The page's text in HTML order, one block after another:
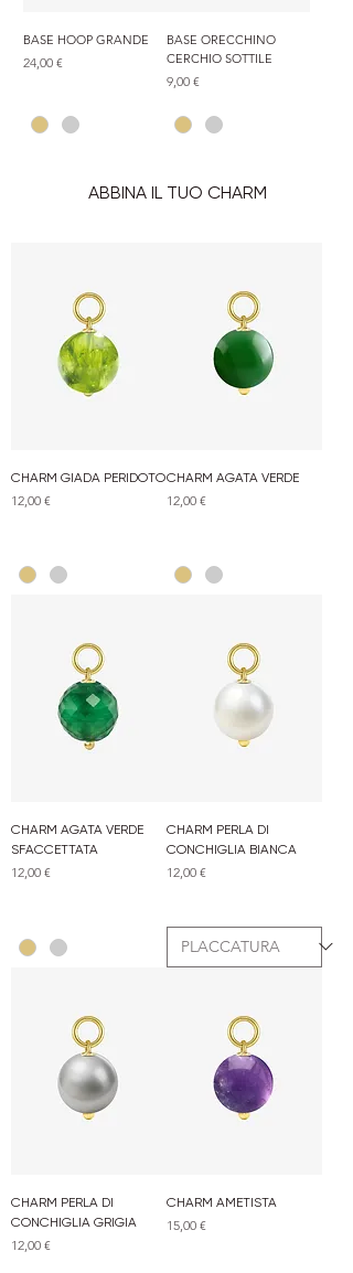
BASE HOOP GRANDE
Prezzo
24,00 €
BASE ORECCHINO
CERCHIO SOTTILE
Prezzo
9,00 €
ABBINA IL TUO CHARM
CHARM GIADA PERIDOTO
Prezzo
12,00 €
CHARM AGATA VERDE
Prezzo
12,00 €
CHARM AGATA VERDE
SFACCETTATA
Prezzo
12,00 €
CHARM PERLA DI
CONCHIGLIA BIANCA
Prezzo
12,00 €
CHARM PERLA DI
CONCHIGLIA GRIGIA
Prezzo
12,00 €
CHARM AMETISTA
Prezzo
15,00 €